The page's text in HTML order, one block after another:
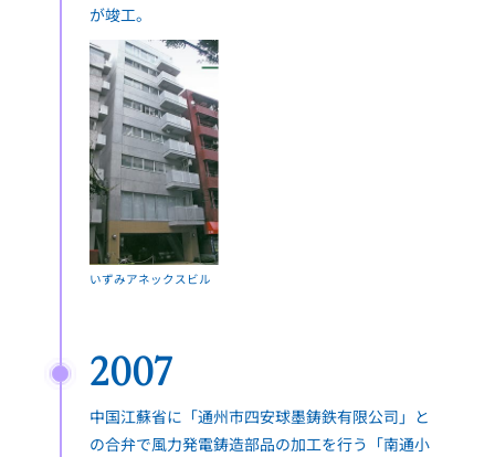
が竣工。
いずみアネックスビル
2007
中国江蘇省に「通州市四安球墨鋳鉄有限公司」と
の合弁で風力発電鋳造部品の加工を行う「南通小